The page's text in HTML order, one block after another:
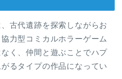
古代遺跡を探索しながらお
力型コミカルホラーゲーム
く、仲間と遊ぶことでハプ
るタイプの作品になってい